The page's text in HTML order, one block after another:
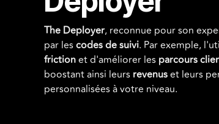
The Deployer, reconnue pour son
par lescodes de suivi. Par exemple,
frictionet d'améliorer les parcours
boostant ainsi leurs revenuset leurs
personnalisées à votre niveau.